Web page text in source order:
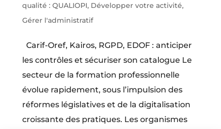
qualité : QUALIOPI, Développer votre activité,
Gérer l'administratif
Carif-Oref, Kairos, RGPD, EDOF : anticiper
les contrôles et sécuriser son catalogue Le
secteur de la formation professionnelle
évolue rapidement, sous l’impulsion des
réformes législatives et de la digitalisation
croissante des pratiques. Les organismes